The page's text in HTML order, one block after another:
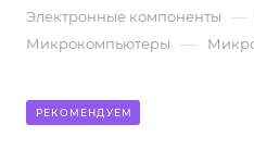
Электронные компоненты —
Микрокомпьютеры —
РЕКОМЕНДУЕМ